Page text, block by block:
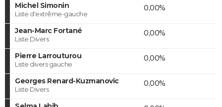
Michel Simonin
Liste d'extrême-gauche
0,00%
Jean-Marc Fortané
Liste Divers
0,00%
Pierre Larrouturou
Liste divers gauche
0,00%
Georges Renard-Kuzmanovic
Liste Divers
0,00%